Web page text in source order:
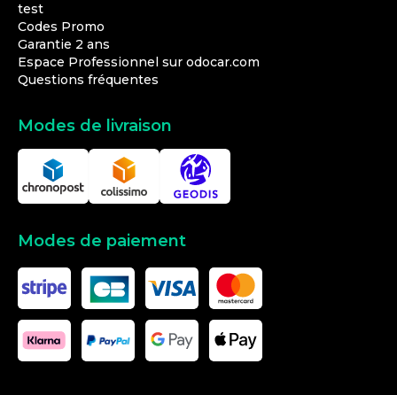
test
Codes Promo
Garantie 2 ans
Espace Professionnel sur odocar.com
Questions fréquentes
Modes de livraison
Modes de paiement